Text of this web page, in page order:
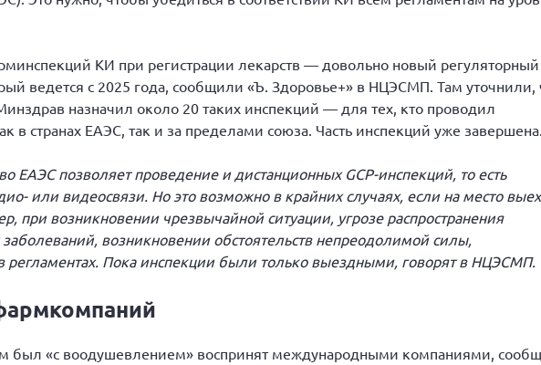
КИ при регистрации лекарств — довольно новый регуляторный
ведется с 2025 года, сообщили «Ъ. Здоровье+» в НЦЭСМП. Там уточнили,
назначил около 20 таких инспекций — для тех, кто проводил
в странах ЕАЭС, так и за пределами союза. Часть инспекций уже завершена.
ЕАЭС позволяет проведение и дистанционных GCP-инспекций, то есть
или видеосвязи. Но это возможно в крайних случаях, если на место
при возникновении чрезвычайной ситуации, угрозе распространения
возникновении обстоятельств непреодолимой силы,
регламентах. Пока инспекции были только выездными, говорят в НЦЭСМП.
был «с воодушевлением» воспринят международными компаниями,